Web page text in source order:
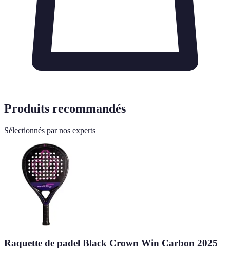
Produits recommandés
Sélectionnés par nos experts
Raquette de padel Black Crown Win Carbon 2025